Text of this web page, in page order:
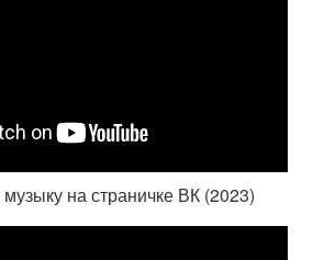
на страничке ВК (2023)